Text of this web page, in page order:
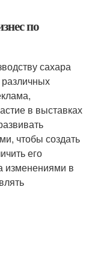
по
сахара
в выставках
чтобы создать
его
изменениями в